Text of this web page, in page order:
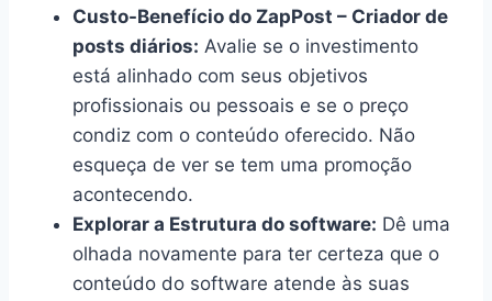
Custo-Benefício do ZapPost – Criador de
posts diários: Avalie se o investimento
está alinhado com seus objetivos
profissionais ou pessoais e se o preço
condiz com o conteúdo oferecido. Não
esqueça de ver se tem uma promoção
acontecendo.
Explorar a Estrutura do software: Dê uma
olhada novamente para ter certeza que o
conteúdo do software atende às suas